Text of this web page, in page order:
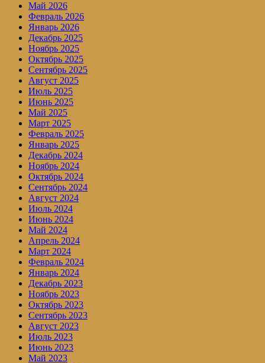
Май 2026
Февраль 2026
Январь 2026
Декабрь 2025
Ноябрь 2025
Октябрь 2025
Сентябрь 2025
Август 2025
Июль 2025
Июнь 2025
Май 2025
Март 2025
Февраль 2025
Январь 2025
Декабрь 2024
Ноябрь 2024
Октябрь 2024
Сентябрь 2024
Август 2024
Июль 2024
Июнь 2024
Май 2024
Апрель 2024
Март 2024
Февраль 2024
Январь 2024
Декабрь 2023
Ноябрь 2023
Октябрь 2023
Сентябрь 2023
Август 2023
Июль 2023
Июнь 2023
Май 2023